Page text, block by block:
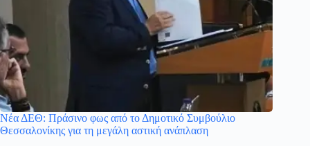
Νέα ΔΕΘ: Πράσινο φως από το Δημοτικό Συμβούλιο
Θεσσαλονίκης για τη μεγάλη αστική ανάπλαση